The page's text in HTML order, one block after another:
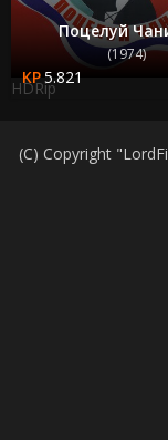
Поцелуй
(1974)
5.821
HDRip
(C) Copyright